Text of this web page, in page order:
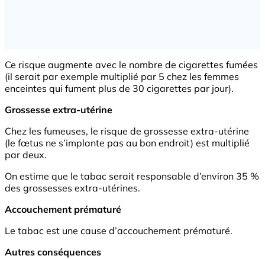
Ce risque augmente avec le nombre de cigarettes fumées
(il serait par exemple multiplié par 5 chez les femmes
enceintes qui fument plus de 30 cigarettes par jour).
Grossesse extra-utérine
Chez les fumeuses, le risque de grossesse extra-utérine
(le fœtus ne s’implante pas au bon endroit) est multiplié
par deux.
On estime que le tabac serait responsable d’environ 35 %
des grossesses extra-utérines.
Accouchement prématuré
Le tabac est une cause d’accouchement prématuré.
Autres conséquences